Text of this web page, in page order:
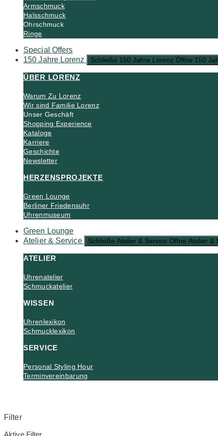
Armschmuck
Halsschmuck
Ohrschmuck
Ringe
Special Offers
150 Jahre Lorenz
Schließe 150 Jahre Lorenz Öffne 150
ÜBER LORENZ
Warum Zu Lorenz
Wir sind Familie Lorenz
Unser Geschäft
Shopping Experience
Kataloge
Karriere
Geschichte
Newsletter
HERZENSPROJEKTE
Green Lounge
Berliner Friedensuhr
Uhrenmuseum
Green Lounge
Atelier & Service
Schließe Atelier & Service Öffne Atelier &
ATELIER
Uhrenatelier
Schmuckatelier
WISSEN
Uhrenlexikon
Schmucklexikon
SERVICE
Personal Styling Hour
Terminvereinbarung
Filter
Aktive Filter